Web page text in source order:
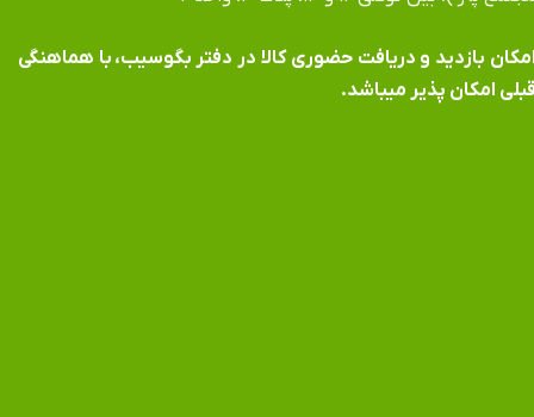
بازدید و دریافت حضوری کالا در دفتر بگوسیب، با هماهنگی
امکان پذیر میباشد.